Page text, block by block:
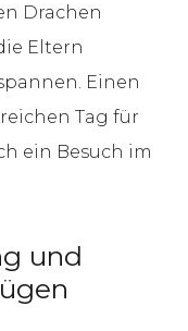
Drachen
Eltern
Einen
Tag für
ein Besuch im
und